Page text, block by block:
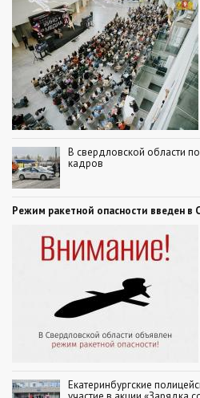
В свердловской области
кадров
Режим ракетной опасности введен в
Екатеринбургские